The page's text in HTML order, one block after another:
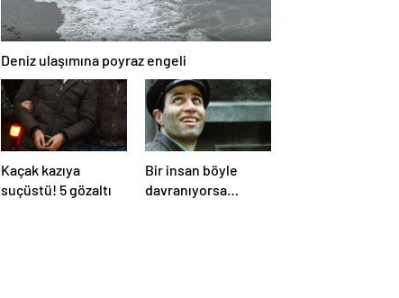
Deniz ulaşımına poyraz engeli
Kaçak kazıya
suçüstü! 5 gözaltı
Bir insan böyle
davranıyorsa